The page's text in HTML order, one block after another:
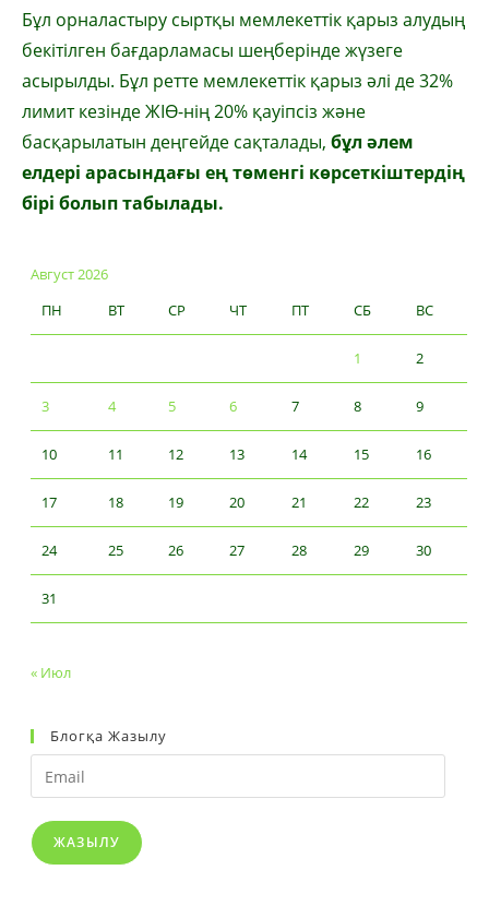
Бұл орналастыру сыртқы мемлекеттік қарыз алудың
бекітілген бағдарламасы шеңберінде жүзеге
асырылды. Бұл ретте мемлекеттік қарыз әлі де 32%
лимит кезінде ЖІӨ-нің 20% қауіпсіз және
басқарылатын деңгейде сақталады, бұл әлем
елдері арасындағы ең төменгі көрсеткіштердің
бірі болып табылады.
Август 2026
ПН
ВТ СР ЧТ ПТ СБ ВС
1 2
3 4 5 6 7 8 9
10 11 12 13 14 15 16
17 18 19 20 21 22 23
24 25 26 27 28 29 30
31
« Июл
Блогқа Жазылу
Email
ЖАЗЫЛУ